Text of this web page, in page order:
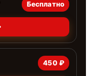
Бесплатно
450 ₽